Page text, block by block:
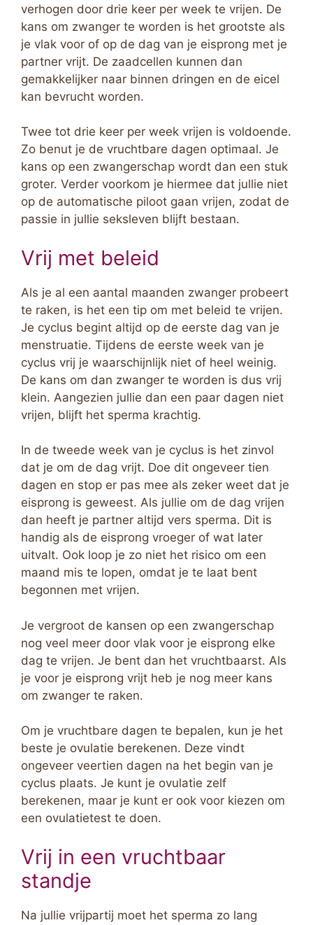
verhogen door drie keer per week te vrijen. De
kans om zwanger te worden is het grootste als
je vlak voor of op de dag van je eisprong met je
partner vrijt. De zaadcellen kunnen dan
gemakkelijker naar binnen dringen en de eicel
kan bevrucht worden.
Twee tot drie keer per week vrijen is voldoende.
Zo benut je de vruchtbare dagen optimaal. Je
kans op een zwangerschap wordt dan een stuk
groter. Verder voorkom je hiermee dat jullie niet
op de automatische piloot gaan vrijen, zodat de
passie in jullie seksleven blijft bestaan.
Vrij met beleid
Als je al een aantal maanden zwanger probeert
te raken, is het een tip om met beleid te vrijen.
Je cyclus begint altijd op de eerste dag van je
menstruatie. Tijdens de eerste week van je
cyclus vrij je waarschijnlijk niet of heel weinig.
De kans om dan zwanger te worden is dus vrij
klein. Aangezien jullie dan een paar dagen niet
vrijen, blijft het sperma krachtig.
In de tweede week van je cyclus is het zinvol
dat je om de dag vrijt. Doe dit ongeveer tien
dagen en stop er pas mee als zeker weet dat je
eisprong is geweest. Als jullie om de dag vrijen
dan heeft je partner altijd vers sperma. Dit is
handig als de eisprong vroeger of wat later
uitvalt. Ook loop je zo niet het risico om een
maand mis te lopen, omdat je te laat bent
begonnen met vrijen.
Je vergroot de kansen op een zwangerschap
nog veel meer door vlak voor je eisprong elke
dag te vrijen. Je bent dan het vruchtbaarst. Als
je voor je eisprong vrijt heb je nog meer kans
om zwanger te raken.
Om je vruchtbare dagen te bepalen, kun je het
beste je ovulatie berekenen. Deze vindt
ongeveer veertien dagen na het begin van je
cyclus plaats. Je kunt je ovulatie zelf
berekenen, maar je kunt er ook voor kiezen om
een ovulatietest te doen.
Vrij in een vruchtbaar
standje
Na jullie vrijpartij moet het sperma zo lang